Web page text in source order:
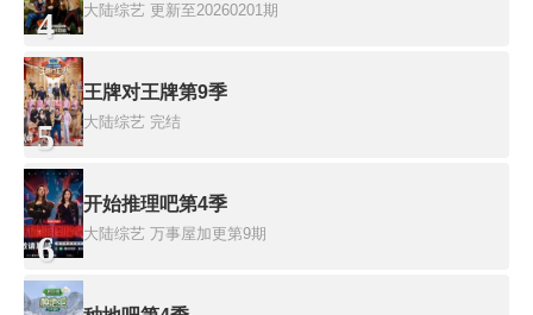
4 大陆综艺 更新至20260201期
5
王牌对王牌第9季
大陆综艺 完结
6
开始推理吧第4季
大陆综艺 万事屋加更第9期